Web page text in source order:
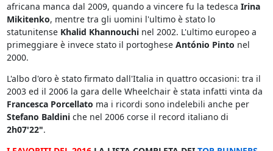
africana manca dal 2009, quando a vincere fu la tedesca Irina
Mikitenko, mentre tra gli uomini l'ultimo è stato lo
statunitenseKhalid Khannouchinel 2002. L'ultimo europeo a
primeggiare è invece stato il portogheseAntónio Pinto nel
2000.
L'albo d'oro è stato firmato dall'Italia in quattro occasioni: tra il
2003 ed il 2006 la gara delle Wheelchair è stata infatti vinta da
Francesca Porcellato ma i ricordi sono indelebili anche per
Stefano Baldini che nel 2006 corse il record italiano di
2h07'22".